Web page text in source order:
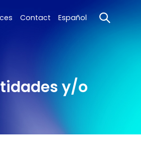
Contact Español
y/o